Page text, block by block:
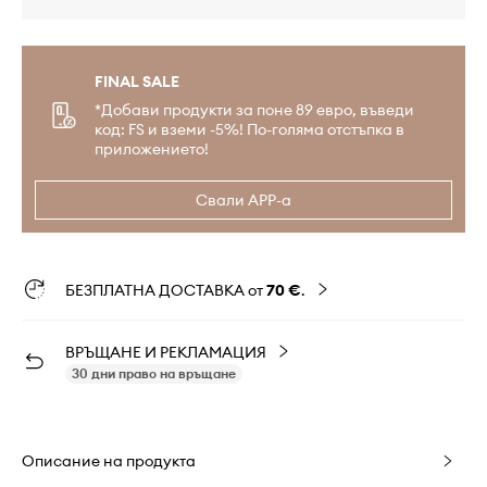
FINAL SALE
*Добави продукти за поне 89 евро, въведи
код: FS и вземи -5%! По-голяма отстъпка в
приложението!
Свали APP-а
БЕЗПЛАТНА ДОСТАВКА от70 €.
ВРЪЩАНЕ И РЕКЛАМАЦИЯ
30 дни право на връщане
Описание на продукта